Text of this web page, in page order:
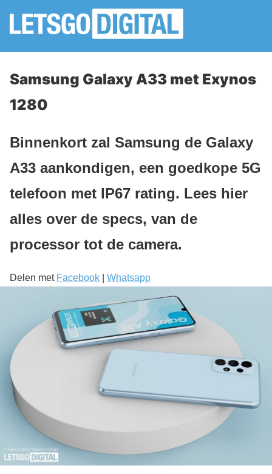
Samsung Galaxy A33 met Exynos
1280
Binnenkort zal Samsung de Galaxy
A33 aankondigen, een goedkope 5G
telefoon met IP67 rating. Lees hier
alles over de specs, van de
processor tot de camera.
Delen met Facebook Whatsapp